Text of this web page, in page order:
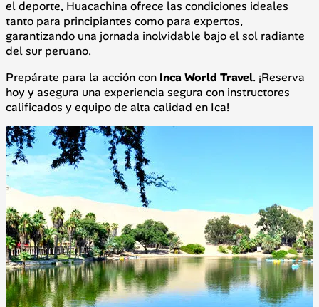
el deporte, Huacachina ofrece las condiciones ideales
tanto para principiantes como para expertos,
garantizando una jornada inolvidable bajo el sol radiante
del sur peruano.
Prepárate para la acción con Inca World Travel. ¡Reserva
hoy y asegura una experiencia segura con instructores
calificados y equipo de alta calidad en Ica!